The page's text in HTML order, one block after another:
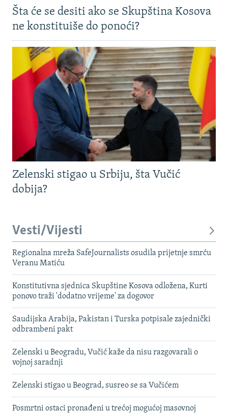
Šta će se desiti ako se Skupština Kosova
ne konstituiše do ponoći?
Zelenski stigao u Srbiju, šta Vučić
dobija?
Vesti/Vijesti
Regionalna mreža SafeJournalists osudila prijetnje smrću
Veranu Matiću
Konstitutivna sjednica Skupštine Kosova odložena, Kurti
ponovo traži 'dodatno vrijeme' za dogovor
Saudijska Arabija, Pakistan i Turska potpisale zajednički
odbrambeni pakt
Zelenski u Beogradu, Vučić kaže da nisu razgovarali o
vojnoj saradnji
Zelenski stigao u Beograd, susreo se sa Vučićem
Posmrtni ostaci pronađeni u trećoj mogućoj masovnoj